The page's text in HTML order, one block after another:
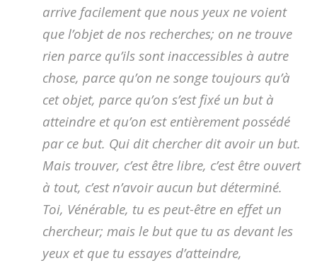
arrive facilement que nous yeux ne voient
que l’objet de nos recherches; on ne trouve
rien parce qu’ils sont inaccessibles à autre
chose, parce qu’on ne songe toujours qu’à
cet objet, parce qu’on s’est fixé un but à
atteindre et qu’on est entièrement possédé
par ce but. Qui dit chercher dit avoir un but.
Mais trouver, c’est être libre, c’est être ouvert
à tout, c’est n’avoir aucun but déterminé.
Toi, Vénérable, tu es peut-être en effet un
chercheur; mais le but que tu as devant les
yeux et que tu essayes d’atteindre,